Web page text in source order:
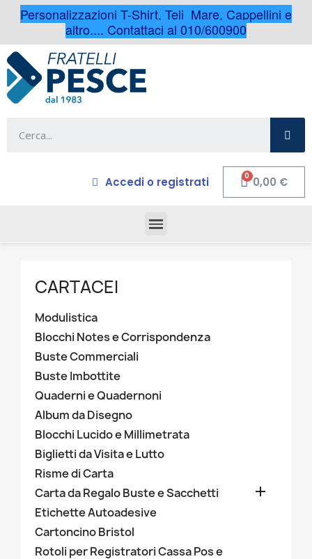
Personalizzazioni T-Shirt, Teli Mare, Cappellini e
altro.... Contattaci al 010/600900
Accedi o registrati 0,00 €
CARTACEI
Modulistica
Blocchi Notes e Corrispondenza
Buste Commerciali
Buste Imbottite
Quaderni e Quadernoni
Album da Disegno
Blocchi Lucido e Millimetrata
Biglietti da Visita e Lutto
Risme di Carta
Carta da Regalo Buste e Sacchetti

Etichette Autoadesive
Cartoncino Bristol
Rotoli per Registratori Cassa Pos e